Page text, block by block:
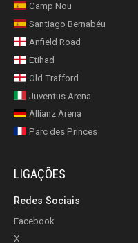
Camp Nou
Santiago Bernabéu
Anfield Road
Etihad
Old Trafford
Juventus Arena
Allianz Arena
Parc des Princes
LIGAÇÕES
Redes Sociais
Facebook
X